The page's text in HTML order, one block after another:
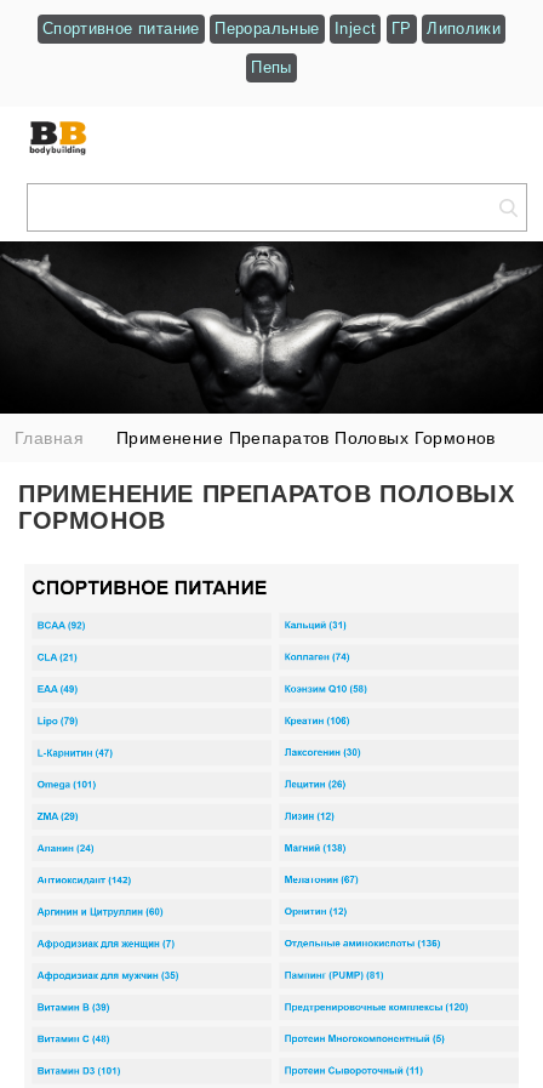
Спортивное питание Пероральные Inject ГР Липолики
Пепы
Главная Применение Препаратов Половых Гормонов
ПРИМЕНЕНИЕ ПРЕПАРАТОВ ПОЛОВЫХ
ГОРМОНОВ